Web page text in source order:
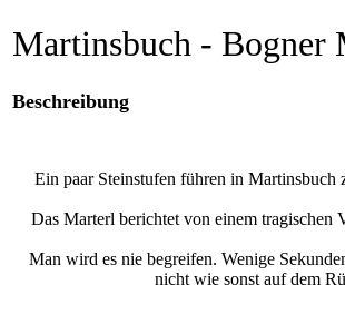
Martinsbuch - Bogner
Beschreibung
Ein paar Steinstufen führen in Martinsbuch
Das Marterl berichtet von einem tragischen
Man wird es nie begreifen. Wenige
nicht wie sonst auf dem